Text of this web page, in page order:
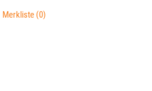
Merkliste (0)